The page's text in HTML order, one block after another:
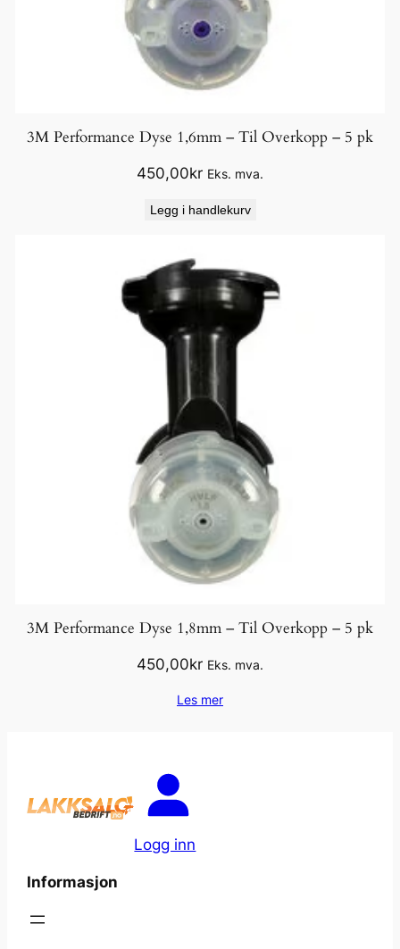
3M Performance Dyse 1,6mm – Til Overkopp – 5 pk
450,00kr Eks. mva.
Legg i handlekurv
3M Performance Dyse 1,8mm – Til Overkopp – 5 pk
450,00kr Eks. mva.
Les mer
Logg inn
Informasjon